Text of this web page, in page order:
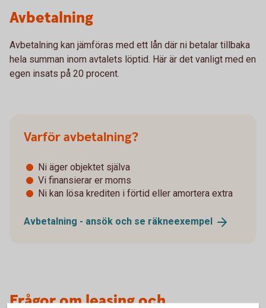
Avbetalning
Avbetalning kan jämföras med ett lån där ni betalar tillbaka
hela summan inom avtalets löptid. Här är det vanligt med en
egen insats på 20 procent.
Varför avbetalning?
Ni äger objektet själva
Vi finansierar er moms
Ni kan lösa krediten i förtid eller amortera extra
Avbetalning - ansök och se räkneexempel
Frågor om leasing och